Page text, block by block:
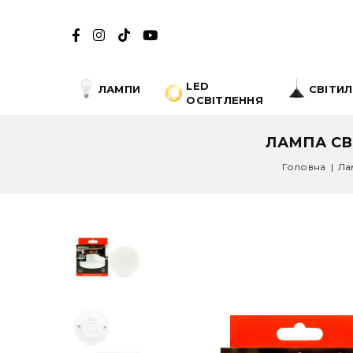
ЛАМПИ
LED
ОСВІТЛЕННЯ
ЛАМПА
Головна |